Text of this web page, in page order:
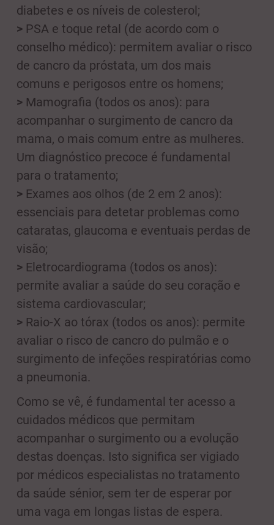
diabetes e os níveis de colesterol;
> PSA e toque retal (de acordo com o
conselho médico): permitem avaliar o risco
de cancro da próstata, um dos mais
comuns e perigosos entre os homens;
> Mamografia (todos os anos): para
acompanhar o surgimento de cancro da
mama, o mais comum entre as mulheres.
Um diagnóstico precoce é fundamental
para o tratamento;
> Exames aos olhos (de 2 em 2 anos):
essenciais para detetar problemas como
cataratas, glaucoma e eventuais perdas de
visão;
> Eletrocardiograma (todos os anos):
permite avaliar a saúde do seu coração e
sistema cardiovascular;
> Raio-X ao tórax (todos os anos): permite
avaliar o risco de cancro do pulmão e o
surgimento de infeções respiratórias como
a pneumonia.
Como se vê, é fundamental ter acesso a
cuidados médicos que permitam
acompanhar o surgimento ou a evolução
destas doenças. Isto significa ser vigiado
por médicos especialistas no tratamento
da saúde sénior, sem ter de esperar por
uma vaga em longas listas de espera.